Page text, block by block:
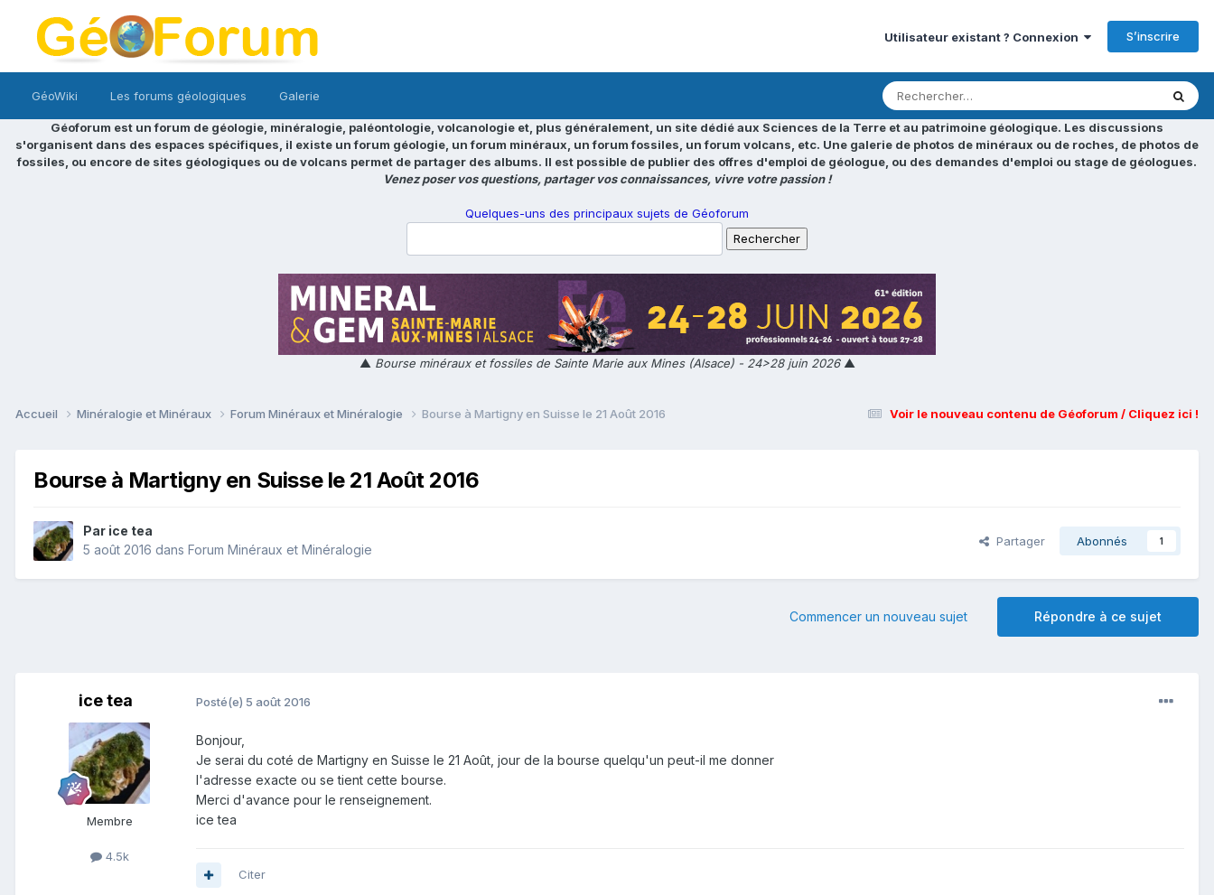
Utilisateur existant ? Connexion S’inscrire
GéoWiki Les forums géologiques Galerie
Géoforum est un forum de géologie, minéralogie, paléontologie, volcanologie et, plus généralement, un site dédié aux Sciences de la Terre et au patrimoine géologique. Les discussions
s'organisent dans des espaces spécifiques, il existe un forum géologie, un forum minéraux, un forum fossiles, un forum volcans, etc. Une galerie de photos de minéraux ou de roches, de photos de
fossiles, ou encore de sites géologiques ou de volcans permet de partager des albums. Il est possible de publier des offres d'emploi de géologue, ou des demandes d'emploi ou stage de géologues.
Venez poser vos questions, partager vos connaissances, vivre votre passion !
Quelques-uns des principaux sujets de Géoforum
▲ Bourse minéraux et fossiles de Sainte Marie aux Mines (Alsace) - 24>28 juin 2026▲
Voir le nouveau contenu de Géoforum / Cliquez ici !
Accueil Minéralogie et Minéraux Forum Minéraux et Minéralogie Bourse à Martigny en Suisse le 21 Août 2016
Bourse à Martigny en Suisse le 21 Août 2016
Par ice tea
5 août 2016 dans Forum Minéraux et Minéralogie
Partager Abonnés 1
Répondre à ce sujet
Commencer un nouveau sujet
ice tea
Membre
4.5k
Posté(e) 5 août 2016
Bonjour,
Je serai du coté de Martigny en Suisse le 21 Août, jour de la bourse quelqu'un peut-il me donner
l'adresse exacte ou se tient cette bourse.
Merci d'avance pour le renseignement.
ice tea
Citer